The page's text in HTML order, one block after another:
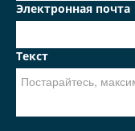
Электронная почта
Текст